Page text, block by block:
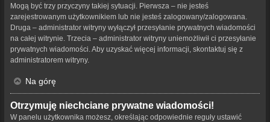
Mogą być trzy przyczyny takiej sytuacji. Pierwsza – nie jesteś
zarejestrowanym użytkownikiem lub nie jesteś zalogowany/zalogowana.
Druga – administrator witryny wyłączył przesyłanie prywatnych wiadomości
na całej witrynie. Trzecia – administrator witryny uniemożliwił ci przesyłanie
prywatnych wiadomości. Aby uzyskać więcej informacji, skontaktuj się z
administratorem witryny.
Na górę
Otrzymuję niechciane prywatne wiadomości!
W panelu użytkownika możesz, określając odpowiednie reguły ustawić